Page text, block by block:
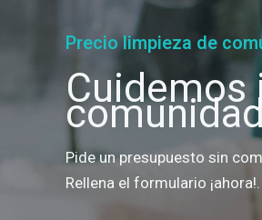
Precio limpieza de
Cuidemos
Pide un presupuesto sin
Rellena el formulario